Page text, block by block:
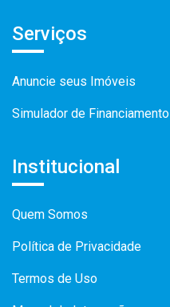
Serviços
Anuncie seus Imóveis
Simulador de Financiamento
Institucional
Quem Somos
Política de Privacidade
Termos de Uso